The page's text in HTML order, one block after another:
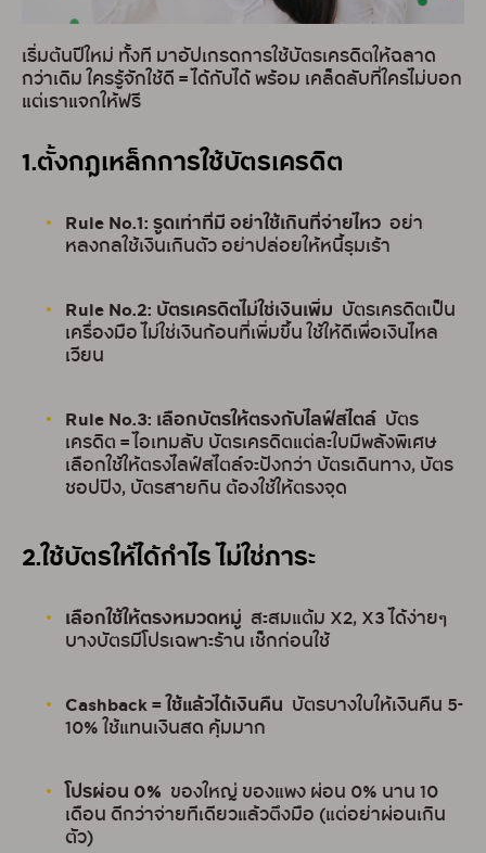
เริ่มต้นปีใหม่ ทั้งที มาอัปเกรดการใช้บัตรเครดิตให้ฉลาด
กว่าเดิม ใครรู้จักใช้ดี = ได้กับได้ พร้อม เคล็ดลับที่ใครไม่บอก
แต่เราแจกให้ฟรี
1.ตั้งกฎเหล็กการใช้บัตรเครดิต
Rule No.1: รูดเท่าที่มี อย่าใช้เกินที่จ่ายไหว อย่า
หลงกลใช้เงินเกินตัว อย่าปล่อยให้หนี้รุมเร้า
Rule No.2: บัตรเครดิตไม่ใช่เงินเพิ่ม บัตรเครดิตเป็น
เครื่องมือ ไม่ใช่เงินก้อนที่เพิ่มขึ้น ใช้ให้ดีเพื่อเงินไหล
เวียน
Rule No.3: เลือกบัตรให้ตรงกับไลฟ์สไตล์ บัตร
เครดิต = ไอเทมลับ บัตรเครดิตแต่ละใบมีพลังพิเศษ
เลือกใช้ให้ตรงไลฟ์สไตล์จะปังกว่า บัตรเดินทาง, บัตร
ชอปปิง, บัตรสายกิน ต้องใช้ให้ตรงจุด
2.ใช้บัตรให้ได้กำไร ไม่ใช่ภาระ
เลือกใช้ให้ตรงหมวดหมู่ สะสมแต้ม X2, X3 ได้ง่ายๆ
บางบัตรมีโปรเฉพาะร้าน เช็กก่อนใช้
Cashback = ใช้แล้วได้เงินคืน บัตรบางใบให้เงินคืน 5-
10% ใช้แทนเงินสด คุ้มมาก
โปรผ่อน 0% ของใหญ่ ของแพง ผ่อน 0% นาน 10
เดือน ดีกว่าจ่ายทีเดียวแล้วตึงมือ (แต่อย่าผ่อนเกิน
ตัว)